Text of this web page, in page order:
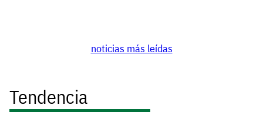
noticias más leídas
Tendencia